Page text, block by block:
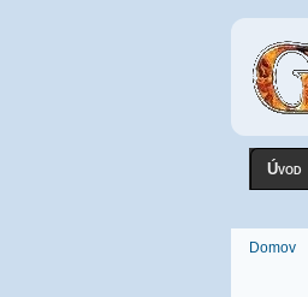
Úvod
Domov